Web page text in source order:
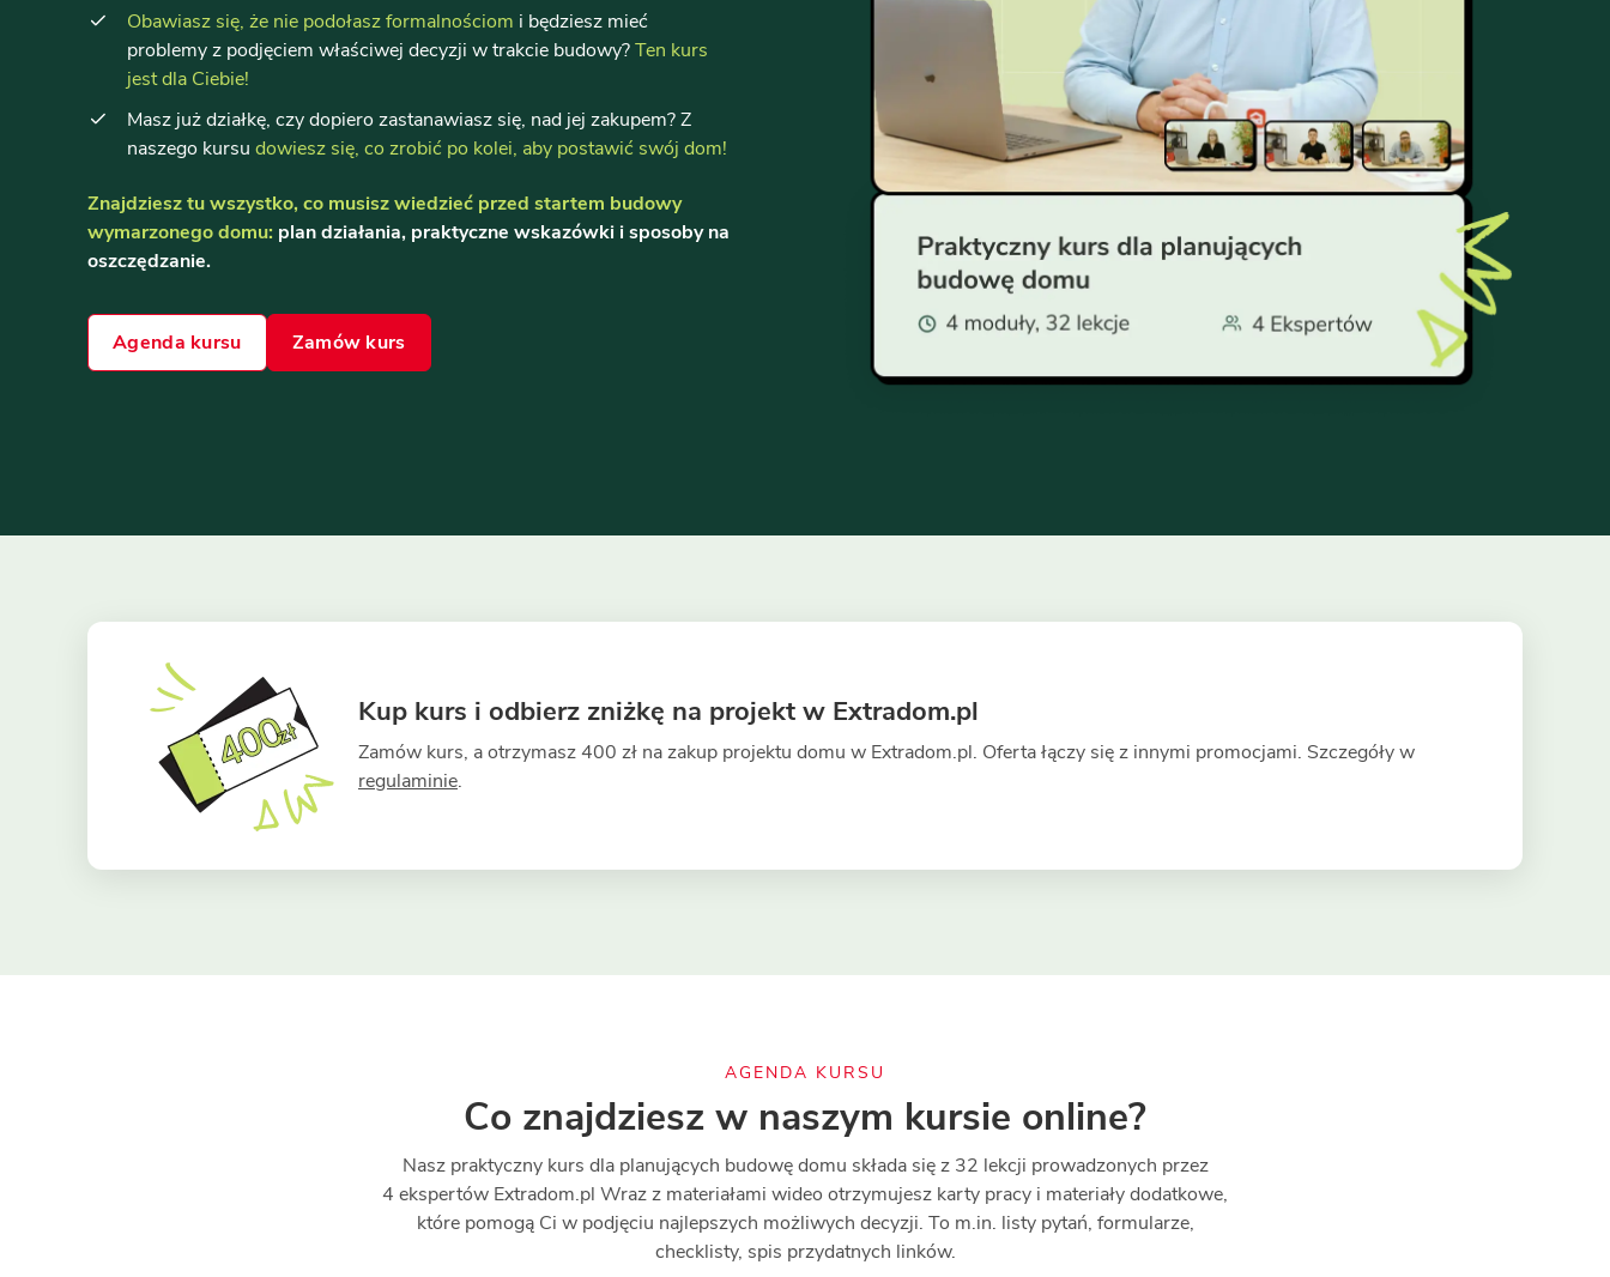
Obawiasz się, że nie podołasz formalnościom i będziesz mieć
problemy z podjęciem właściwej decyzji w trakcie budowy?Ten kurs
jest dla Ciebie!
Masz już działkę, czy dopiero zastanawiasz się, nad jej zakupem? Z
naszego kursu dowiesz się, co zrobić po kolei, aby postawić swój dom!
Znajdziesz tu wszystko, co musisz wiedzieć przed startem budowy
wymarzonego domu: plan działania, praktyczne wskazówki i sposoby na
oszczędzanie.
Agenda kursu Zamów kurs
Kup kurs i odbierz zniżkę na projekt w Extradom.pl
Zamów kurs, a otrzymasz 400 zł na zakup projektu domu w Extradom.pl. Oferta łączy się z innymi promocjami. Szczegóły w
regulaminie.
AGENDA KURSU
Co znajdziesz w naszym kursie online?
Nasz praktyczny kurs dla planujących budowę domu składa się z 32 lekcji prowadzonych przez
4 ekspertów Extradom.pl Wraz z materiałami wideo otrzymujesz karty pracy i materiały dodatkowe,
które pomogą Ci w podjęciu najlepszych możliwych decyzji. To m.in. listy pytań, formularze,
checklisty, spis przydatnych linków.